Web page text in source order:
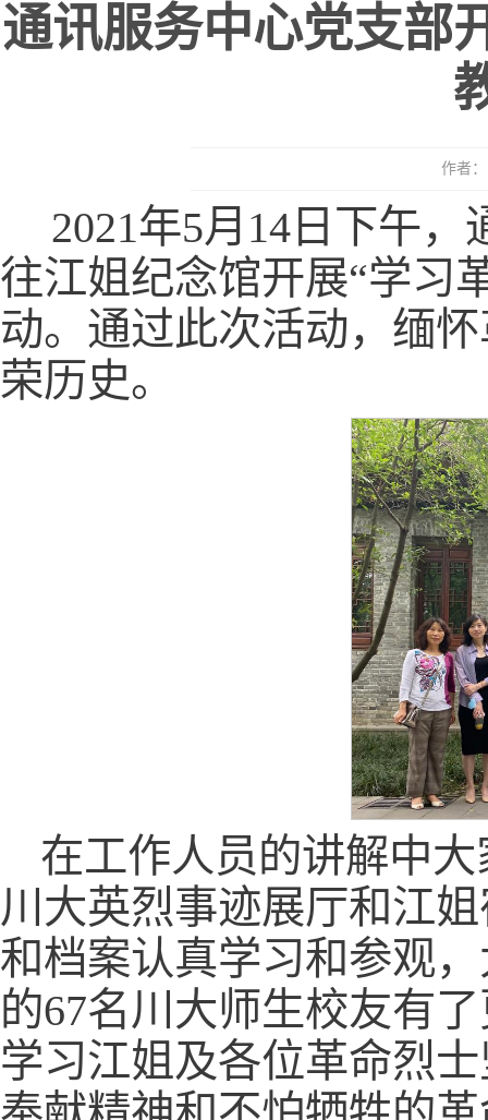
通讯服务中心党支部
作者
2021年5月14日下午
往江姐纪念馆开展“学习
动。通过此次活动，缅
荣历史。
在工作人员的讲解中
川大英烈事迹展厅和江
和档案认真学习和参观
的67名川大师生校友有
学习江姐及各位革命烈